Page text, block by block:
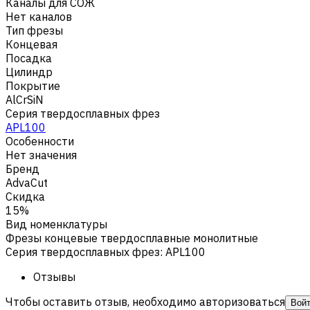
Нет каналов
Тип фрезы
Концевая
Посадка
Цилиндр
Покрытие
AlCrSiN
Серия твердосплавных фрез
APL100
Особенности
Нет значения
Бренд
AdvaCut
Скидка
15%
Вид номенклатуры
Фрезы концевые твердосплавные монолитные
Серия твердосплавных фрез: APL100
Отзывы
Чтобы оставить отзыв, необходимо авторизоваться